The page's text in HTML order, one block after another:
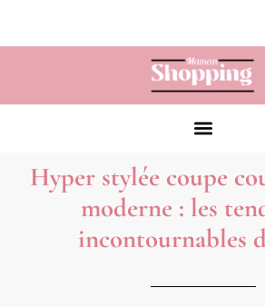
Hyper stylée coupe
moderne : les
incontournables